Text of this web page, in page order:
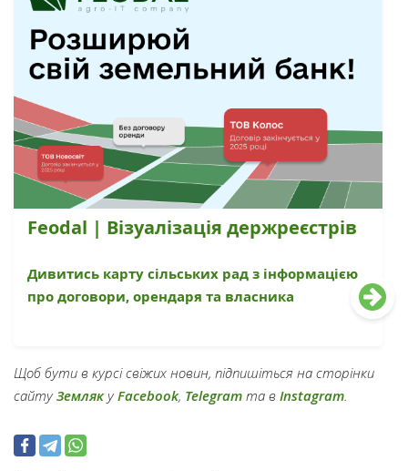
Feodal | Візуалізація держреєстрів
Дивитись карту сільських рад з інформацією
про договори, орендаря та власника
Щоб бути в курсі свіжих новин, підпишіться на сторінки
сайтуЗемлякуFacebook, Telegram та в Instagram.